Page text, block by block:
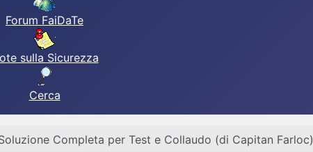
Forum FaiDaTe
sulla Sicurezza
Cerca
Completa per Test e Collaudo (di Capitan Farloc)